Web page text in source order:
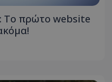
Το πρώτο website